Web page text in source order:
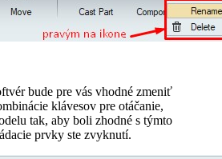
bude pre vás vhodné zmeniť
klávesov pre otáčanie,
tak, aby boli zhodné s týmto
prvky ste zvyknutí.